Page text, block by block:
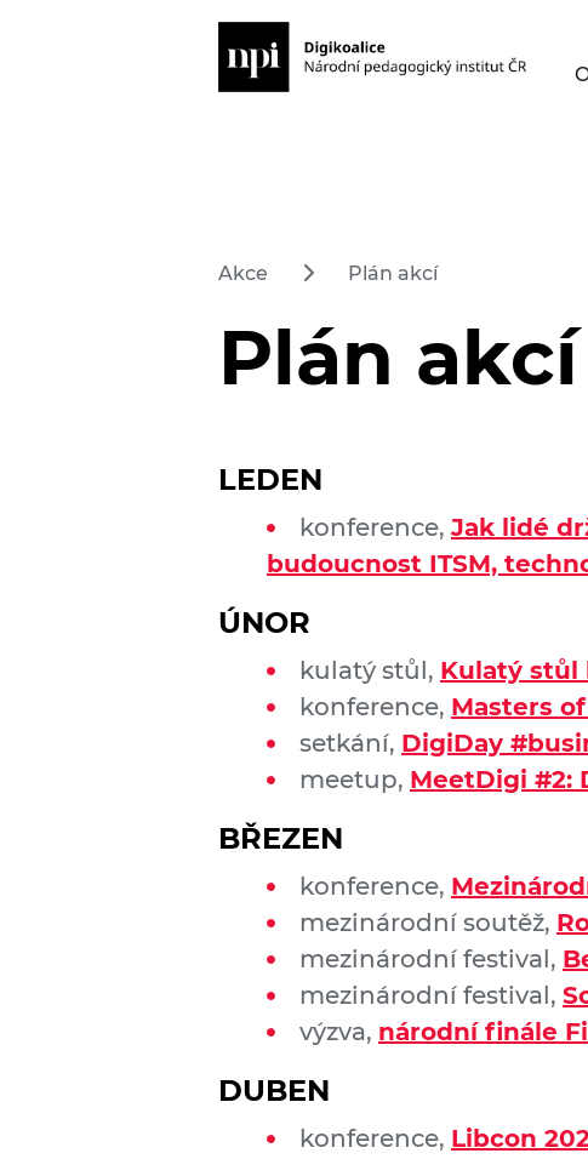
Akce Plán akcí
Plán
LEDEN
konference, Jak lidé
budoucnost ITSM,
ÚNOR
kulatý stůl, Kulatý stůl
konference, Masters
setkání, DigiDay
meetup, MeetDigi #2:
BŘEZEN
konference,
mezinárodní soutěž,
mezinárodní festival,
mezinárodní festival,
výzva, národní finále
DUBEN
konference, Libcon